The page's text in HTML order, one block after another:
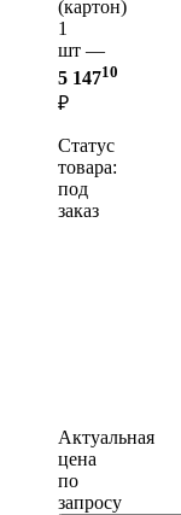
(картон)
1
шт —
5 14710
₽
Статус
товара:
под
заказ
Актуальная
цена
по
запросу